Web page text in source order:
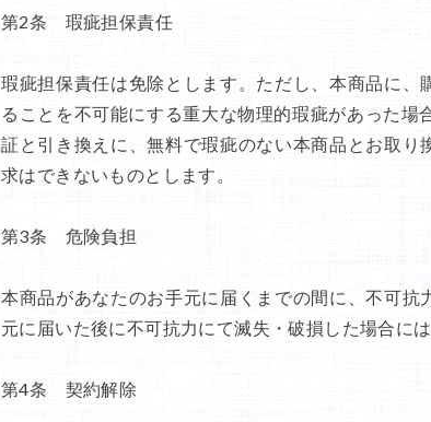
第2条 瑕疵担保責任
瑕疵担保責任は免除とします。ただし、本商品に
ることを不可能にする重大な物理的瑕疵があった
証と引き換えに、無料で瑕疵のない本商品とお取
求はできないものとします。
第3条 危険負担
本商品があなたのお手元に届くまでの間に、不可
元に届いた後に不可抗力にて滅失・破損した場合に
第4条 契約解除